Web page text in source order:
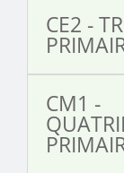
CE2 -
CM1 -